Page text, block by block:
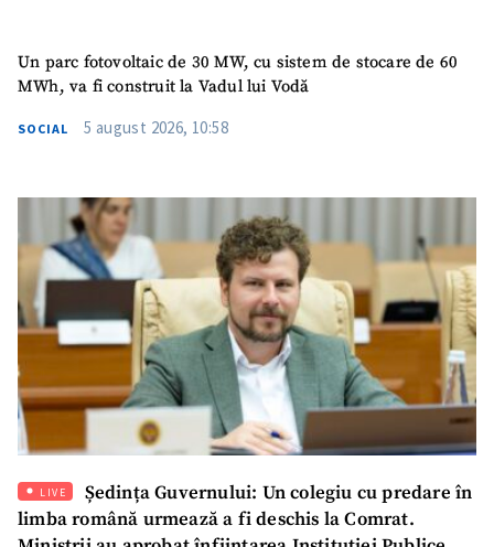
SUSȚINE
Un parc fotovoltaic de 30 MW, cu sistem de stocare de 60
MWh, va fi construit la Vadul lui Vodă
SOCIAL 5 august 2026, 10:58
LIVE
Ședința Guvernului: Un colegiu cu predare în
limba română urmează a fi deschis la Comrat.
TRIMITE ȘTIREA